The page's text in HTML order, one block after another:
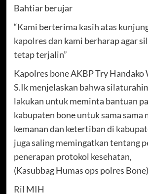
Bahtiar berujar
“Kami berterima kasih atas
kapolres dan kami berharap agar
tetap terjalin”
Kapolres bone AKBP Try Handako
S.Ik menjelaskan bahwa
lakukan untuk meminta bantuan
kabupaten bone untuk sama sama
kemanan dan ketertiban di
juga saling memingatkan tentang
penerapan protokol kesehatan,
(Kasubbag Humas ops polres Bone)
Ril MIH